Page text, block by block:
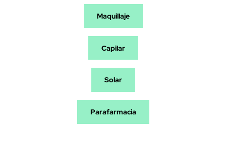
Maquillaje
Capilar
Solar
Parafarmacia